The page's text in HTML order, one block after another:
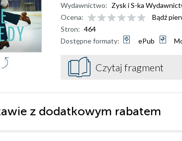
Wydawnictwo: Zysk i S-ka
Ocena:
Bądź
Stron: 464
Dostępne formaty:
ePub
Czytaj fragment
z dodatkowym rabatem